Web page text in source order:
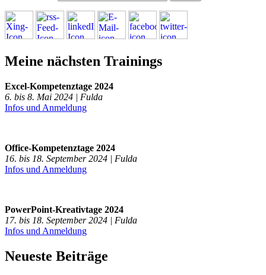
Meine nächsten Trainings
Excel-Kompetenztage 2024
6. bis 8. Mai 2024 | Fulda
Infos und Anmeldung
Office-Kompetenztage 2024
16. bis 18. September 2024 | Fulda
Infos und Anmeldung
PowerPoint-Kreativtage 2024
17. bis 18. September 2024 | Fulda
Infos und Anmeldung
Neueste Beiträge